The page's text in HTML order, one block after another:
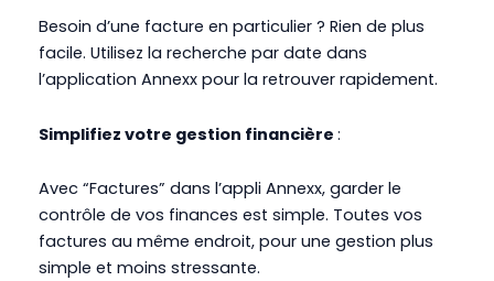
Besoin d’une facture en particulier ? Rien de plus
facile. Utilisez la recherche par date dans
l’application Annexx pour la retrouver rapidement.
Simplifiez votre gestion financière :
Avec “Factures” dans l’appli Annexx, garder le
contrôle de vos finances est simple. Toutes vos
factures au même endroit, pour une gestion plus
simple et moins stressante.